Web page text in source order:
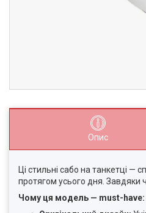
Опис
Ці стильні сабо на танкетці —
протягом усього дня. Завдяки
Чому ця модель — must-have: